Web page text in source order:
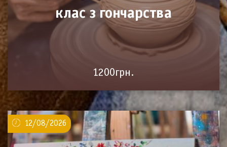
клас з гончарства
1200грн.
12/08/2026